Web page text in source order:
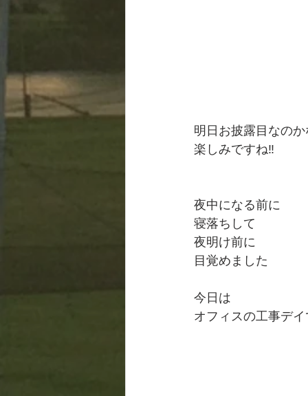
明日お披露目なのか
楽しみですね‼️
夜中になる前に
寝落ちして
夜明け前に
目覚めました
今日は
オフィスの工事デ